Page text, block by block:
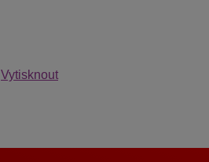
Vytisknout